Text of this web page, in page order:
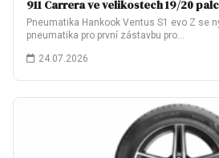
911 Carrera ve velikostech 19/20
Pneumatika Hankook Ventus S1 evo Z se
pneumatika pro první zástavbu pro…
24.07.2026